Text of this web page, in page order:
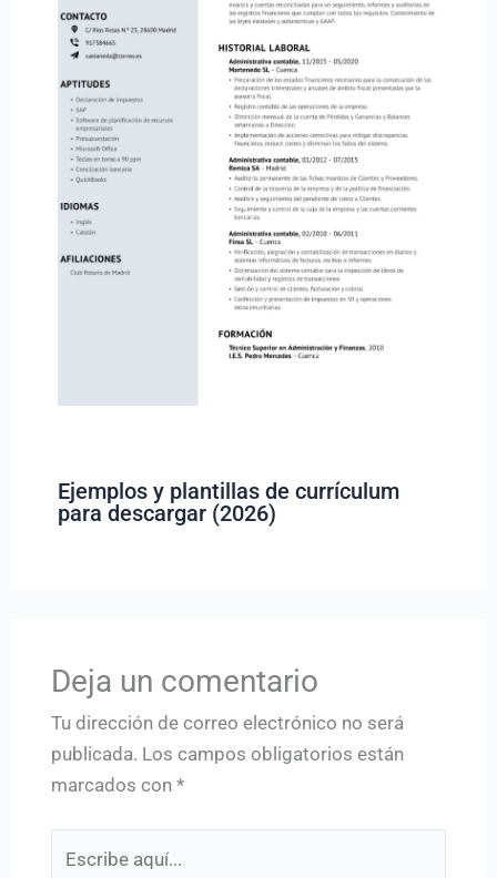
Ejemplos y plantillas de currículum
para descargar (2026)
Deja un comentario
Tu dirección de correo electrónico no será
publicada. Los campos obligatorios están
marcados con *